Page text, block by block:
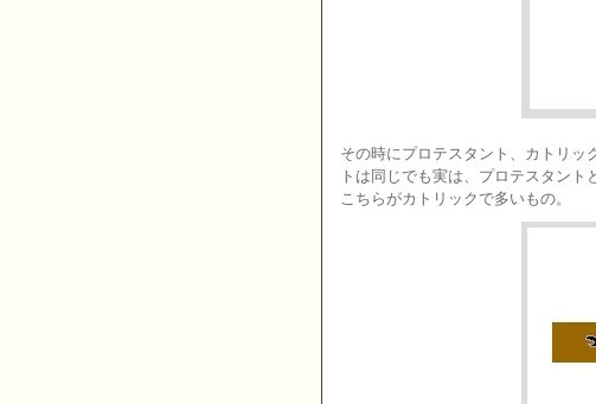
その時にプロテスタント、カトリッ
トは同じでも実は、プロテスタント
こちらがカトリックで多いもの。